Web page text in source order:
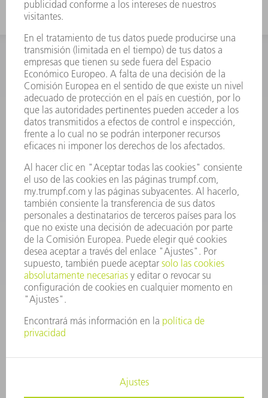
INFORMACIÓN
Preguntas más frecuentes
Condiciones generales de venta
CONTACTO
Departamento de Repuestos
+34 91 657 36 70
Viernes de 8h – 17h
repuestos@es.trumpf.com
CONTACTO
Departamento de Utillaje
+34 91 657 36 69
Lunes a Jueves de 8h – 18h
Viernes de 8h – 17h
utillaje@trumpf.com